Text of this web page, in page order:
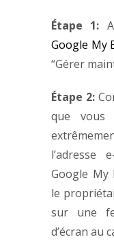
Étape 1:
Google My
“Gérer
Étape 2:
que vous
l’adresse
Google My
le
sur une
d’écran au